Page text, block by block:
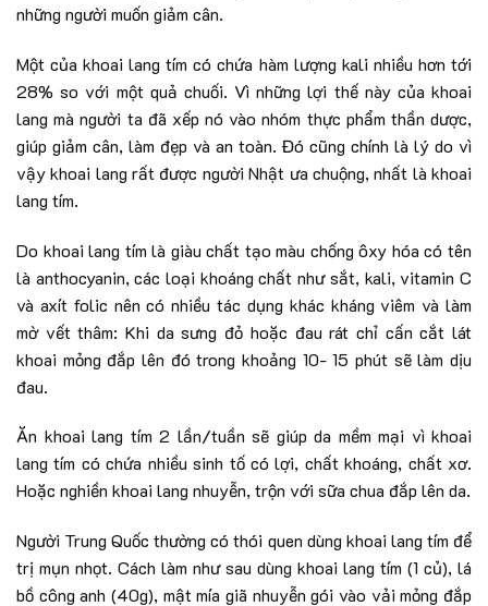
những người muốn giảm cân.
Một của khoai lang tím có chứa hàm lượng kali nhiều hơn tới
28% so với một quả chuối. Vì những lợi thế này của khoai
lang mà người ta đã xếp nó vào nhóm thực phẩm thần dược,
giúp giảm cân, làm đẹp và an toàn. Đó cũng chính là lý do vì
vậy khoai lang rất được người Nhật ưa chuộng, nhất là khoai
lang tím.
Do khoai lang tím là giàu chất tạo màu chống ôxy hóa có tên
là anthocyanin, các loại khoáng chất như sắt, kali, vitamin C
và axít folic nên có nhiều tác dụng khác kháng viêm và làm
mờ vết thâm: Khi da sưng đỏ hoặc đau rát chỉ cấn cắt lát
khoai mỏng đắp lên đó trong khoảng 10- 15 phút sẽ làm dịu
đau.
Ăn khoai lang tím 2 lần/tuần sẽ giúp da mềm mại vì khoai
lang tím có chứa nhiều sinh tố có lợi, chất khoáng, chất xơ.
Hoặc nghiền khoai lang nhuyễn, trộn với sữa chua đắp lên da.
Người Trung Quốc thường có thói quen dùng khoai lang tím để
trị mụn nhọt. Cách làm như sau dùng khoai lang tím (1 củ), lá
bồ công anh (40g), mật mía giã nhuyễn gói vào vải mỏng đắp